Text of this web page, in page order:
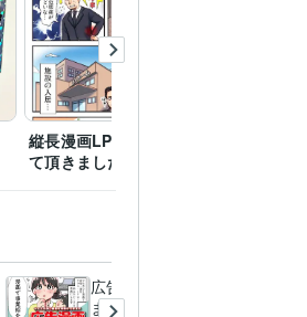
縦長漫画LPの作成をさせ
て頂きました。
広告漫画に！ポップで目に止
まるカラー漫画を描きます